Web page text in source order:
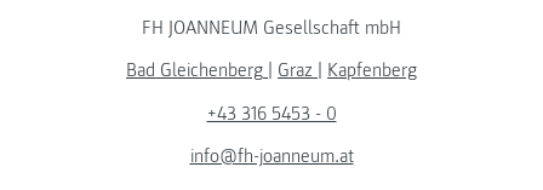
FH JOANNEUM Gesellschaft mbH
Bad Gleichenberg
Graz
Kapfenberg
+43 316 5453 - 0
info@fh-joanneum.at